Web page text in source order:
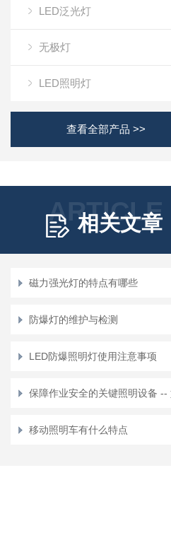
LED泛光灯
无极灯
LED照明灯
查看全部产品 >>
ARTICLE
相关文章
磁力强光灯的特点有哪些
防爆灯的维护与检测
LED防爆照明灯使用注意事项
移动照明车有什么特点